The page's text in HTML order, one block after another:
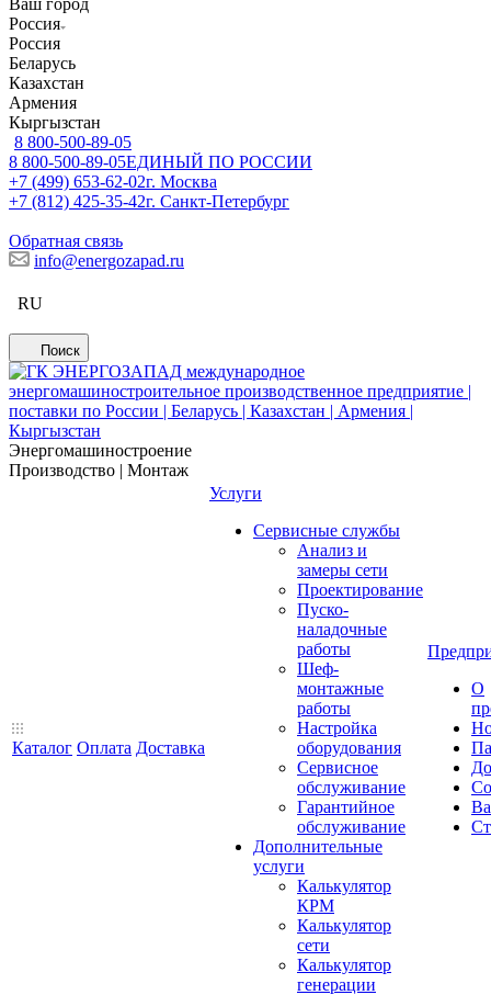
Ваш город
Россия
Россия
Беларусь
Казахстан
Армения
Кыргызстан
8 800-500-89-05
8 800-500-89-05ЕДИНЫЙ ПО РОССИИ
+7 (499) 653-62-02г. Москва
+7 (812) 425-35-42г. Санкт-Петербург
Обратная связь
info@energozapad.ru
RU
Поиск
Энергомашиностроение
Производство | Монтаж
Каталог Оплата Доставка
Услуги
Сервисные службы
Анализ и
замеры сети
Проектирование
Пуско-
наладочные
работы
Шеф-
монтажные
работы
Настройка
оборудования
Сервисное
обслуживание
Гарантийное
обслуживание
Дополнительные
услуги
Калькулятор
КРМ
Калькулятор
сети
Калькулятор
генерации
О